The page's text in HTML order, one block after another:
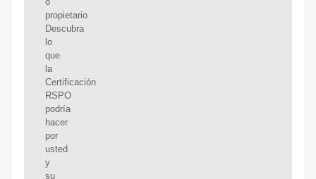
propietario
Descubra
lo
que
la
Certificación
RSPO
podría
hacer
por
usted
y
su